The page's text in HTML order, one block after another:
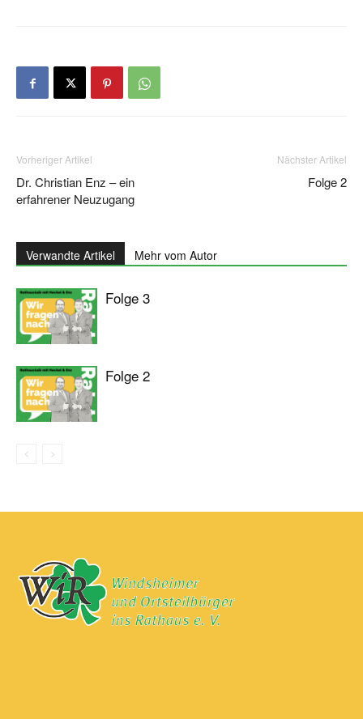
Vorheriger Artikel
Dr. Christian Enz – ein
erfahrener Neuzugang
Nächster Artikel
Folge 2
Verwandte Artikel Mehr vom Autor
Folge 3
Folge 2